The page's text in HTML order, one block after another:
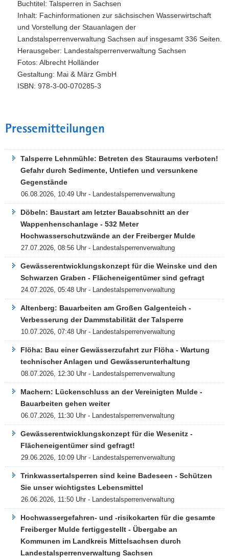
Buchtitel: Talsperren in Sachsen
Inhalt: Fachinformationen zur sächsischen Wasserwirtschaft
und Vorstellung der Stauanlagen der
Landstalsperrenverwaltung Sachsen auf insgesamt 336 Seiten.
Herausgeber: Landestalsperrenverwaltung Sachsen
Fotos: Albrecht Holländer
Gestaltung: Mai & März GmbH
ISBN: 978-3-00-070285-3
Pressemitteilungen
Talsperre Lehnmühle: Betreten des Stauraums verboten!
Gefahr durch Sedimente, Untiefen und versunkene
Gegenstände
06.08.2026, 10:49 Uhr - Landestalsperrenverwaltung
Döbeln: Baustart am letzter Bauabschnitt an der
Wappenhenschanlage - 532 Meter
Hochwasserschutzwände an der Freiberger Mulde
27.07.2026, 08:56 Uhr - Landestalsperrenverwaltung
Gewässerentwicklungskonzept für die Weinske und den
Schwarzen Graben - Flächeneigentümer sind gefragt
24.07.2026, 05:48 Uhr - Landestalsperrenverwaltung
Altenberg: Bauarbeiten am Großen Galgenteich -
Verbesserung der Dammstabilität der Talsperre
10.07.2026, 07:48 Uhr - Landestalsperrenverwaltung
Flöha: Bau einer Gewässerzufahrt zur Flöha - Wartung
technischer Anlagen und Gewässerunterhaltung
08.07.2026, 12:30 Uhr - Landestalsperrenverwaltung
Machern: Lückenschluss an der Vereinigten Mulde -
Bauarbeiten gehen weiter
06.07.2026, 11:30 Uhr - Landestalsperrenverwaltung
Gewässerentwicklungskonzept für die Wesenitz -
Flächeneigentümer sind gefragt!
29.06.2026, 10:09 Uhr - Landestalsperrenverwaltung
Trinkwassertalsperren sind keine Badeseen - Schützen
Sie unser wichtigstes Lebensmittel
26.06.2026, 11:50 Uhr - Landestalsperrenverwaltung
Hochwassergefahren- und -risikokarten für die gesamte
Freiberger Mulde fertiggestellt - Übergabe an
Kommunen im Landkreis Mittelsachsen durch
Landestalsperrenverwaltung Sachsen